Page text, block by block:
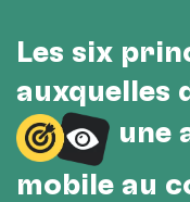
Les six
auxquelles
une
mobile au